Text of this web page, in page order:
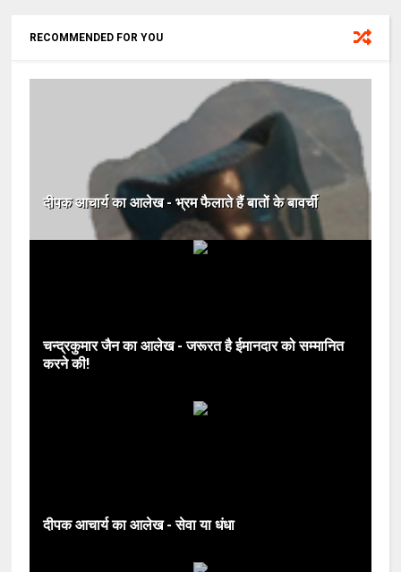
RECOMMENDED FOR YOU
दीपक आचार्य का आलेख - भ्रम फैलाते हैं बातों के बावर्ची
चन्द्रकुमार जैन का आलेख - जरूरत है ईमानदार को सम्मानित
करने की!
दीपक आचार्य का आलेख - सेवा या धंधा